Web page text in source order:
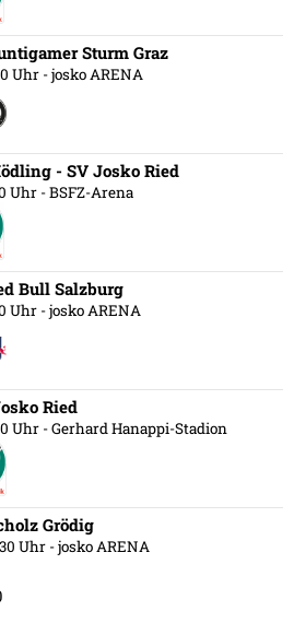
Sturm Graz
Uhr - josko ARENA
- SV Josko Ried
Uhr - BSFZ-Arena
Bull Salzburg
Uhr - josko ARENA
Ried
Uhr - Gerhard Hanappi-Stadion
Grödig
Uhr - josko ARENA